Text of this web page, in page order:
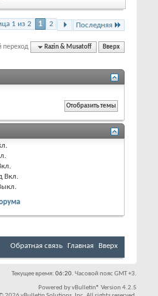
1 из 2 1 2 Последняя
переход Razin & Musatoff Вверх
Вкл.
Обратная связь Главная Вверх
Текущее время: 06:20. Часовой пояс GMT +3.
Powered byvBulletin® Version 4.2.5